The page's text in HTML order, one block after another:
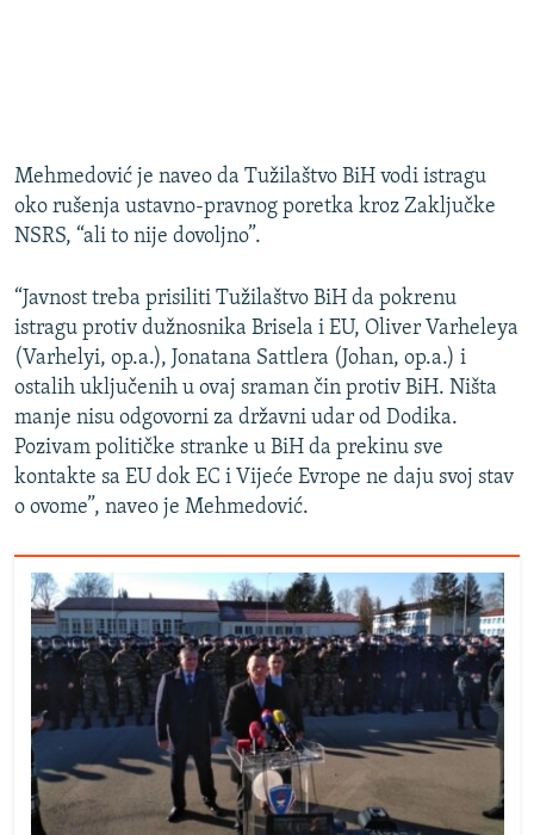
Mehmedović je naveo da Tužilaštvo BiH vodi istragu
oko rušenja ustavno-pravnog poretka kroz Zaključke
NSRS, “ali to nije dovoljno”.
“Javnost treba prisiliti Tužilaštvo BiH da pokrenu
istragu protiv dužnosnika Brisela i EU, Oliver Varheleya
(Varhelyi, op.a.), Jonatana Sattlera (Johan, op.a.) i
ostalih uključenih u ovaj sraman čin protiv BiH. Ništa
manje nisu odgovorni za državni udar od Dodika.
Pozivam političke stranke u BiH da prekinu sve
kontakte sa EU dok EC i Vijeće Evrope ne daju svoj stav
o ovome”, naveo je Mehmedović.